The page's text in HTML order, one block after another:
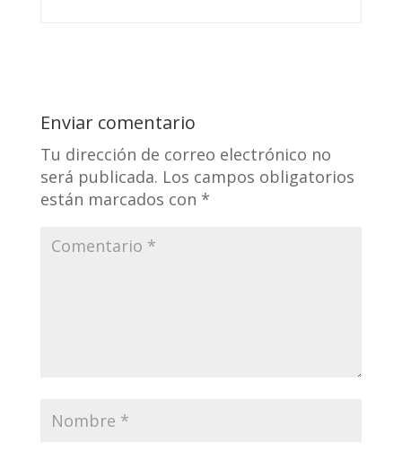
Enviar comentario
Tu dirección de correo electrónico no
será publicada. Los campos obligatorios
están marcados con *